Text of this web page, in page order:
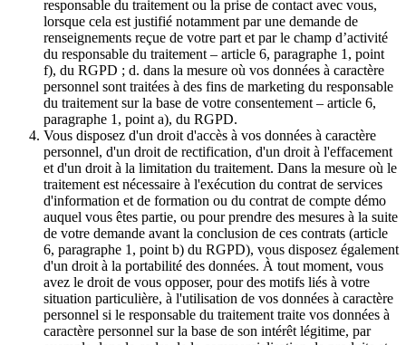
responsable du traitement ou la prise de contact avec vous,
lorsque cela est justifié notamment par une demande de
renseignements reçue de votre part et par le champ d’activité
du responsable du traitement – article 6, paragraphe 1, point
f), du RGPD ; d. dans la mesure où vos données à caractère
personnel sont traitées à des fins de marketing du responsable
du traitement sur la base de votre consentement – article 6,
paragraphe 1, point a), du RGPD.
Vous disposez d'un droit d'accès à vos données à caractère
personnel, d'un droit de rectification, d'un droit à l'effacement
et d'un droit à la limitation du traitement. Dans la mesure où le
traitement est nécessaire à l'exécution du contrat de services
d'information et de formation ou du contrat de compte démo
auquel vous êtes partie, ou pour prendre des mesures à la suite
de votre demande avant la conclusion de ces contrats (article
6, paragraphe 1, point b) du RGPD), vous disposez également
d'un droit à la portabilité des données. À tout moment, vous
avez le droit de vous opposer, pour des motifs liés à votre
situation particulière, à l'utilisation de vos données à caractère
personnel si le responsable du traitement traite vos données à
caractère personnel sur la base de son intérêt légitime, par